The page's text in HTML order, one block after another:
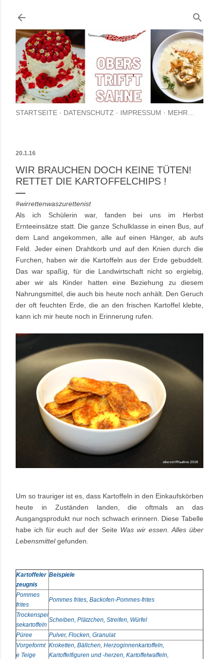
STARTSEITE DATENSCHUTZ IMPRESSUM MEHR…
20.1.16
WIR BRAUCHEN DOCH KEINE TÜTEN!
RETTET DIE KARTOFFELCHIPS !
#wirrettenwaszurettenist
Als ich Schülerin war, fanden bei uns im Herbst
Ernteeinsätze statt. Die ganze Schulklasse in einen Bus, auf
dem Land angekommen, alle auf einen Hänger, ab aufs
Feld. Jeder einen Drahtkorb und auf den Knien durch die
Furchen, haben wir die Kartoffeln aus der Erde gebuddelt.
Das war spaßig, für die Landwirtschaft nicht so ergiebig,
aber wir als Kinder hatten eine Beziehung zu diesem
Nahrungsmittel, die auch bis heute noch anhält. Den Geruch
der oft feuchten Erde, die an den frischen Kartoffel klebte,
kann ich mir heute noch in Erinnerung rufen.
Um so trauriger ist es, dass Kartoffeln in den Einkaufskörben
heute in Zuständen landen, die oftmals an das
Ausgangsprodukt nur noch schwach erinnern. Diese Tabelle
habe ich für euch auf der Seite Was wir essen. Alles über
Lebensmittelgefunden.
Kartoffeler
zeugnis
Beispiele
Pommes
frites
Pommes frites, Backofen-Pommes-frites
Trockenspei
sekartoffeln
Scheiben, Plätzchen, Streifen, Würfel
Püree
Pulver, Flocken, Granulat
Vorgeformt
e Teige
Kroketten, Bällchen, Herzoginnenkartoffeln,
Kartoffelfiguren und -herzen, Kartoffelwaffeln,